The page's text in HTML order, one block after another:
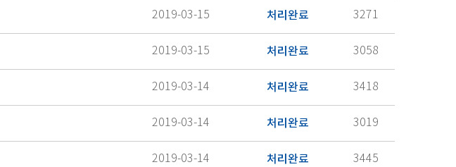
2019-03-15 처리완료 3271
2019-03-15 처리완료 3058
2019-03-14 처리완료 3418
2019-03-14 처리완료 3019
2019-03-14 처리완료 3445